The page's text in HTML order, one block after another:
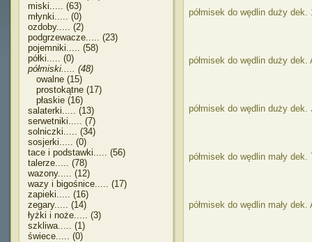
miski..... (63)
młynki..... (0)
ozdoby..... (2)
podgrzewacze..... (23)
pojemniki..... (58)
półki..... (0)
półmiski..... (48)
owalne (15)
prostokątne (17)
płaskie (16)
salaterki..... (13)
serwetniki..... (7)
solniczki..... (34)
sosjerki..... (0)
tace i podstawki..... (56)
talerze..... (78)
wazony..... (12)
wazy i bigośnice..... (17)
zapieki..... (16)
zegary..... (14)
łyżki i noże..... (3)
szkliwa..... (1)
świece..... (0)
półmisek do wędlin duży dek.
półmisek do wędlin duży dek.
półmisek do wędlin duży dek.
półmisek do wędlin mały dek.
półmisek do wędlin mały dek.